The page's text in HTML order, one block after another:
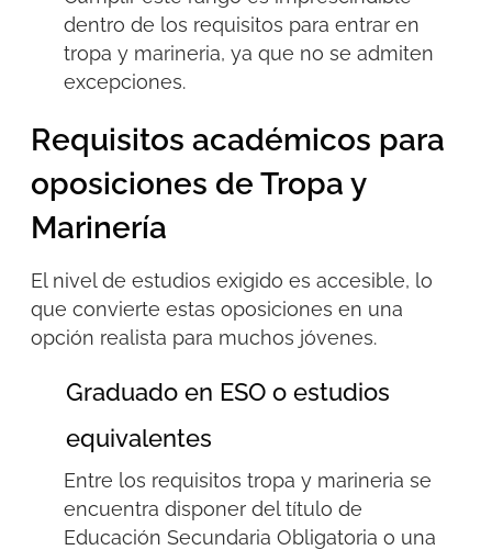
dentro de los requisitos para entrar en
tropa y marineria, ya que no se admiten
excepciones.
Requisitos académicos para
oposiciones de Tropa y
Marinería
El nivel de estudios exigido es accesible, lo
que convierte estas oposiciones en una
opción realista para muchos jóvenes.
Graduado en ESO o estudios
equivalentes
Entre los requisitos tropa y marineria se
encuentra disponer del título de
Educación Secundaria Obligatoria o una